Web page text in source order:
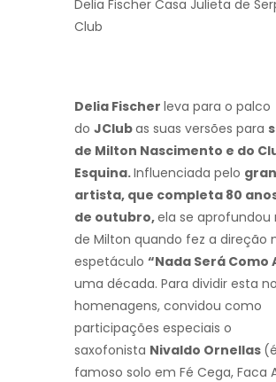
Delia Fischer Casa Julieta de
Club
Delia Fischer leva para o palco
do JClubas suas versões para
de Milton Nascimento e do
Esquina.Influenciada pelo
artista, que completa 80
de outubro,ela se aprofundou
de Milton quando fez a direção
espetáculo “Nada Será Como
uma década. Para dividir esta
homenagens, convidou como
participações especiais o
saxofonista Nivaldo Ornellas
famoso solo em Fé Cega, Faca